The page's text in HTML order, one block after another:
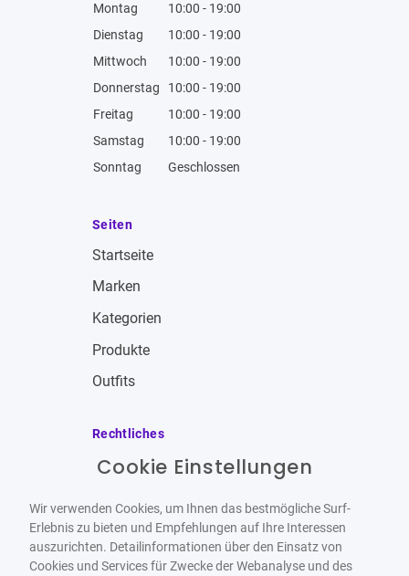
Montag
10:00 - 19:00
Dienstag
10:00 - 19:00
Mittwoch
10:00 - 19:00
Donnerstag
10:00 - 19:00
Freitag
10:00 - 19:00
Samstag
10:00 - 19:00
Sonntag
Geschlossen
Seiten
Startseite
Marken
Kategorien
Produkte
Outfits
Rechtliches
Impressum
Datenschutzbestimmungen
Widerrufsbelehrung
Cookie Einstellungen
Wir verwenden Cookies, um Ihnen das bestmögliche Surf-
Erlebnis zu bieten und Empfehlungen auf Ihre Interessen
auszurichten. Detailinformationen über den Einsatz von
Cookies und Services für Zwecke der Webanalyse und des